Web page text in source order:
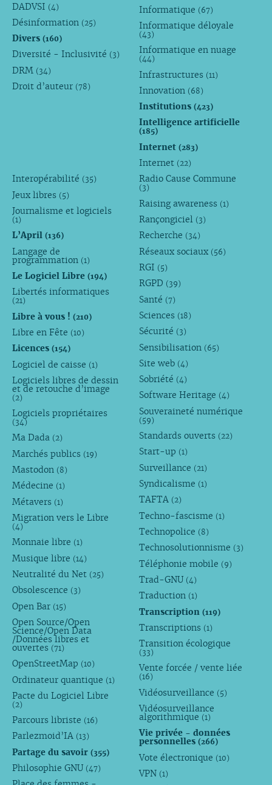
DADVSI (4)
Désinformation (25)
Divers (160)
Diversité - Inclusivité (3)
DRM (34)
Droit d’auteur (78)
Informatique (67)
Informatique déloyale
(43)
Informatique en nuage
(44)
Infrastructures (11)
Innovation (68)
Institutions(423)
Intelligence artificielle
(185)
Internet(283)
Internet (22)
Interopérabilité (35)
Jeux libres (5)
Journalisme et logiciels
(1)
L’April (136)
Langage de
programmation (1)
Le Logiciel Libre (194)
Libertés informatiques
(21)
Libre à vous ! (210)
Libre en Fête (10)
Licences (154)
Logiciel de caisse (1)
Logiciels libres de dessin
et de retouche d’image
(2)
Logiciels propriétaires
(34)
Ma Dada (2)
Marchés publics (19)
Mastodon (8)
Médecine (1)
Métavers (1)
Migration vers le Libre
(4)
Monnaie libre (1)
Musique libre (14)
Neutralité du Net (25)
Obsolescence (3)
Open Bar (15)
Open Source/Open
Science/Open Data
/Données libres et
ouvertes (71)
OpenStreetMap (10)
Ordinateur quantique (1)
Pacte du Logiciel Libre
(2)
Parcours libriste (16)
Parlezmoid’IA (13)
Partage du savoir (355)
Philosophie GNU (47)
Radio Cause Commune
(3)
Raising awareness (1)
Rançongiciel (3)
Recherche (34)
Réseaux sociaux (56)
RGI (5)
RGPD (39)
Santé (7)
Sciences (18)
Sécurité (3)
Sensibilisation (65)
Site web (4)
Sobriété (4)
Software Heritage (4)
Souveraineté numérique
(59)
Standards ouverts (22)
Start-up (1)
Surveillance (21)
Syndicalisme (1)
TAFTA (2)
Techno-fascisme (1)
Technopolice (8)
Technosolutionnisme (3)
Téléphonie mobile (9)
Trad-GNU (4)
Traduction (1)
Transcription(119)
Transcriptions (1)
Transition écologique
(33)
Vente forcée / vente liée
(16)
Vidéosurveillance (5)
Vidéosurveillance
algorithmique (1)
Vie privée - données
personnelles(266)
Vote électronique (10)
VPN (1)